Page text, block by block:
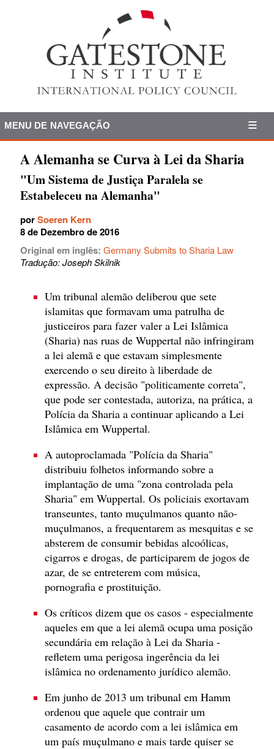
MENU DE NAVEGAÇÃO
A Alemanha se Curva à Lei da Sharia
"Um Sistema de Justiça Paralela se
Estabeleceu na Alemanha"
porSoeren Kern
8 de Dezembro de 2016
Original em inglês: Germany Submits to Sharia Law
Tradução: Joseph Skilnik
Um tribunal alemão deliberou que sete
islamitas que formavam uma patrulha de
justiceiros para fazer valer a Lei Islâmica
(Sharia) nas ruas de Wuppertal não infringiram
a lei alemã e que estavam simplesmente
exercendo o seu direito à liberdade de
expressão. A decisão "politicamente correta",
que pode ser contestada, autoriza, na prática, a
Polícia da Sharia a continuar aplicando a Lei
Islâmica em Wuppertal.
A autoproclamada "Polícia da Sharia"
distribuiu folhetos informando sobre a
implantação de uma "zona controlada pela
Sharia" em Wuppertal. Os policiais exortavam
transeuntes, tanto muçulmanos quanto não-
muçulmanos, a frequentarem as mesquitas e se
absterem de consumir bebidas alcoólicas,
cigarros e drogas, de participarem de jogos de
azar, de se entreterem com música,
pornografia e prostituição.
Os críticos dizem que os casos - especialmente
aqueles em que a lei alemã ocupa uma posição
secundária em relação à Lei da Sharia -
refletem uma perigosa ingerência da lei
islâmica no ordenamento jurídico alemão.
Em junho de 2013 um tribunal em Hamm
ordenou que aquele que contrair um
casamento de acordo com a lei islâmica em
um país muçulmano e mais tarde quiser se